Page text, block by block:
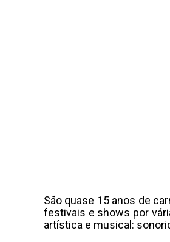
São quase 15 anos de
festivais e shows por
artística e musical: